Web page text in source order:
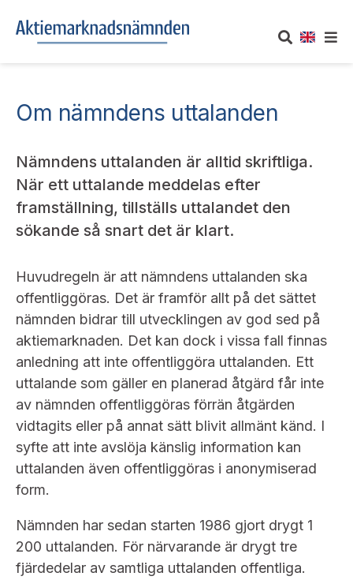
Vårt uppdrag
Informationsgivning
Stadgar
Arbetsordning
Ledamöter
Huvudmän
Verksamhetsberättelser
Publikationer och anföranden
Om nämndens uttalanden
Framställningar och konsultation
Samtliga uttalanden sorterade årsvis
Uttalanden sorterade ämnesvis
Sök uttalanden
Avgifter
Prenumerera
TAKEOVER-REGLER
Takeover-regler för reglerade marknader och vissa
AKTUELLT
Nyheter och pressmeddelanden
Prenumerera
Bildarkiv
KONTAKT
Kontakt angående ansökningar och uttalanden
Kontakt administrativa ärenden
Om nämndens uttalanden
Nämndens uttalanden är alltid skriftliga.
När ett uttalande meddelas efter
framställning, tillställs uttalandet den
sökande så snart det är klart.
Huvudregeln är att nämndens uttalanden ska
offentliggöras. Det är framför allt på det sättet
nämnden bidrar till utvecklingen av god sed på
aktiemarknaden. Det kan dock i vissa fall finnas
anledning att inte offentliggöra uttalanden. Ett
uttalande som gäller en planerad åtgärd får inte
av nämnden offentliggöras förrän åtgärden
vidtagits eller på annat sätt blivit allmänt känd. I
syfte att inte avslöja känslig information kan
uttalanden även offentliggöras i anonymiserad
form.
Nämnden har sedan starten 1986 gjort drygt 1
200 uttalanden. För närvarande är drygt tre
fjärdedelar av samtliga uttalanden offentliga.